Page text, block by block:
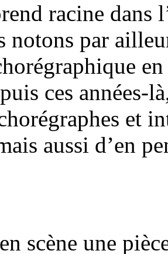
racine dans
notons par
ces années-
et
aussi d’en
scène une